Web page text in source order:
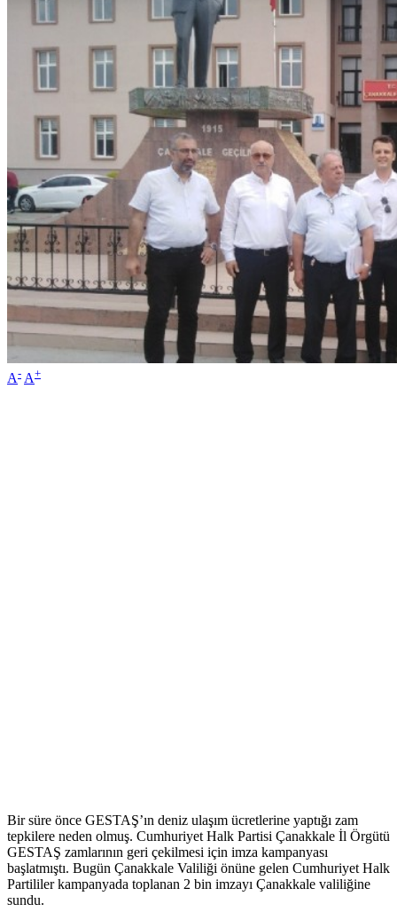
A- A+
Bir süre önce GESTAŞ’ın deniz ulaşım ücretlerine yaptığı zam
tepkilere neden olmuş. Cumhuriyet Halk Partisi Çanakkale İl Örgütü
GESTAŞ zamlarının geri çekilmesi için imza kampanyası
başlatmıştı. Bugün Çanakkale Valiliği önüne gelen Cumhuriyet Halk
Partililer kampanyada toplanan 2 bin imzayı Çanakkale valiliğine
sundu.